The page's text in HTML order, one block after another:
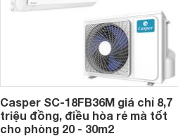
Casper SC-18FB36M giá chỉ 8,7
triệu đồng, điều hòa rẻ mà tốt
cho phòng 20 - 30m2